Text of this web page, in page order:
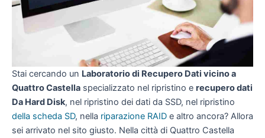
Stai cercando un Laboratorio di Recupero Dati vicino a
Quattro Castella specializzato nel ripristino e recupero dati
Da Hard Disk, nel ripristino dei dati da SSD, nel ripristino
della scheda SD, nella riparazione RAID e altro ancora? Allora
sei arrivato nel sito giusto. Nella città di Quattro Castella